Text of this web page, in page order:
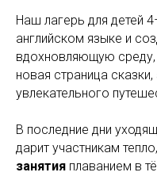
Наш лагерь для детей
английском языке и
вдохновляющую
новая страница
увлекательного
В последние дни
дарит участникам
занятия плаванием в